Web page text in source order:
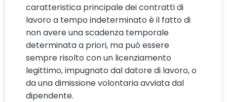
caratteristica principale dei contratti di
lavoro a tempo indeterminato è il fatto di
non avere una scadenza temporale
determinata a priori, ma può essere
sempre risolto con un licenziamento
legittimo, impugnato dal datore di lavoro, o
da una dimissione volontaria avviata dal
dipendente.